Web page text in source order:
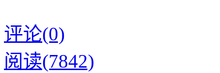
评论(0)
阅读(7842)